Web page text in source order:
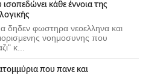
κάθε έννοια της
δηδεν φωστηρα νεοελληνα και
νοημοσυνης που
κ...
που πανε και